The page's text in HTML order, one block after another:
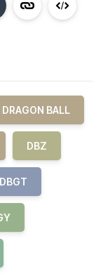
DRAGON BALL
DBZ
DBGT